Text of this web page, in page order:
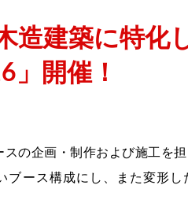
造建築に特化
」開催！
の企画・制作および施工を担
ース構成にし、また変形